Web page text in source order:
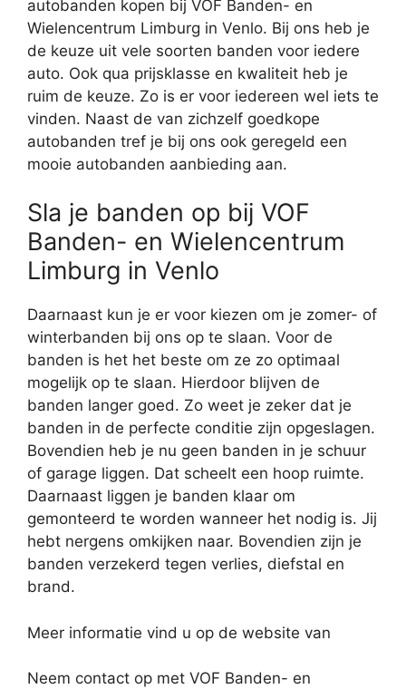
autobanden kopen bij VOF Banden- en
Wielencentrum Limburg in Venlo. Bij ons heb je
de keuze uit vele soorten banden voor iedere
auto. Ook qua prijsklasse en kwaliteit heb je
ruim de keuze. Zo is er voor iedereen wel iets te
vinden. Naast de van zichzelf goedkope
autobanden tref je bij ons ook geregeld een
mooie autobanden aanbieding aan.
Sla je banden op bij VOF
Banden- en Wielencentrum
Limburg in Venlo
Daarnaast kun je er voor kiezen om je zomer- of
winterbanden bij ons op te slaan. Voor de
banden is het het beste om ze zo optimaal
mogelijk op te slaan. Hierdoor blijven de
banden langer goed. Zo weet je zeker dat je
banden in de perfecte conditie zijn opgeslagen.
Bovendien heb je nu geen banden in je schuur
of garage liggen. Dat scheelt een hoop ruimte.
Daarnaast liggen je banden klaar om
gemonteerd te worden wanneer het nodig is. Jij
hebt nergens omkijken naar. Bovendien zijn je
banden verzekerd tegen verlies, diefstal en
brand.
Meer informatie vind u op de website van
Neem contact op met VOF Banden- en